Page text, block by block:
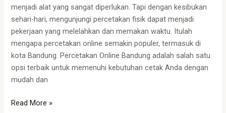
menjadi alat yang sangat diperlukan. Tapi dengan kesibukan
sehari-hari, mengunjungi percetakan fisik dapat menjadi
pekerjaan yang melelahkan dan memakan waktu. Itulah
mengapa percetakan online semakin populer, termasuk di
kota Bandung. Percetakan Online Bandung adalah salah satu
opsi terbaik untuk memenuhi kebutuhan cetak Anda dengan
mudah dan
Read More »